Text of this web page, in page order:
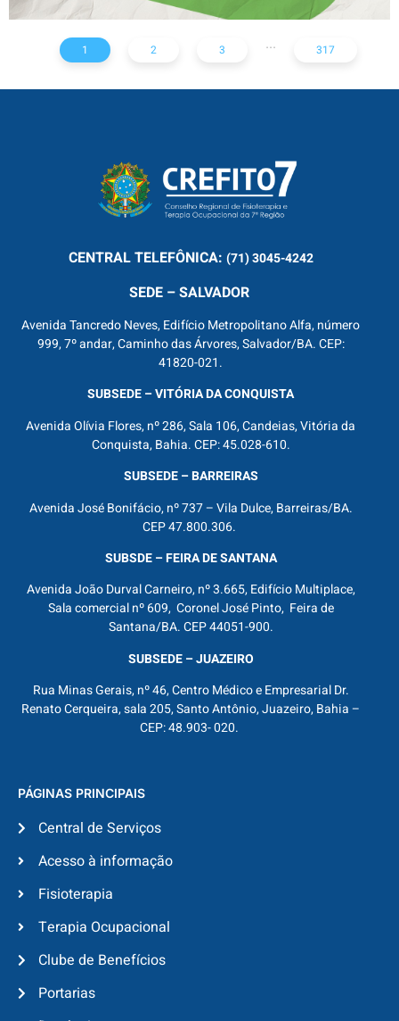
1 2 3 ... 317
CENTRALTELEFÔNICA: (71) 3045-4242
SEDE – SALVADOR
Avenida Tancredo Neves, Edifício Metropolitano Alfa, número
999, 7º andar, Caminho das Árvores, Salvador/BA. CEP:
41820-021.
SUBSEDE – VITÓRIA DA CONQUISTA
Avenida Olívia Flores, nº 286, Sala 106, Candeias, Vitória da
Conquista, Bahia. CEP: 45.028-610.
SUBSEDE – BARREIRAS
Avenida José Bonifácio, nº 737 – Vila Dulce, Barreiras/BA.
CEP 47.800.306.
SUBSDE – FEIRA DE SANTANA
Avenida João Durval Carneiro, nº 3.665, Edifício Multiplace,
Sala comercial nº 609, Coronel José Pinto, Feira de
Santana/BA. CEP 44051-900.
SUBSEDE – JUAZEIRO
Rua Minas Gerais, nº 46, Centro Médico e Empresarial Dr.
Renato Cerqueira, sala 205, Santo Antônio, Juazeiro, Bahia –
CEP: 48.903- 020.
PÁGINAS PRINCIPAIS
Central de Serviços
Acesso à informação
Fisioterapia
Terapia Ocupacional
Clube de Benefícios
Portarias